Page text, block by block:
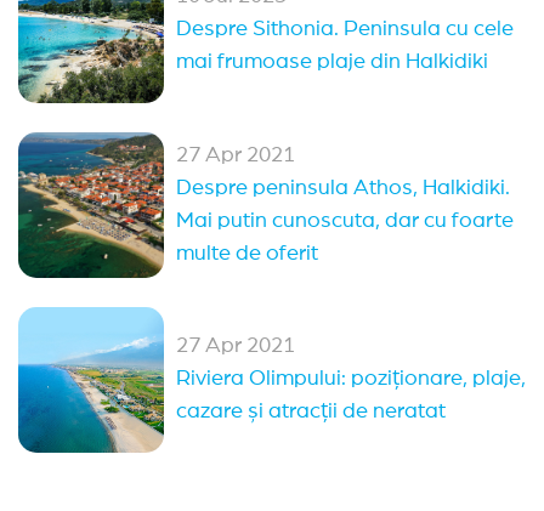
Despre Sithonia. Peninsula cu cele
mai frumoase plaje din Halkidiki
27 Apr 2021
Despre peninsula Athos, Halkidiki.
Mai putin cunoscuta, dar cu foarte
multe de oferit
27 Apr 2021
Riviera Olimpului: poziționare, plaje,
cazare și atracții de neratat